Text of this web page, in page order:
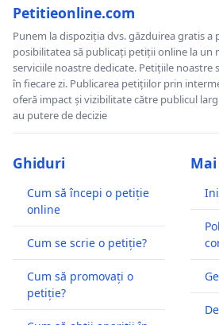
Petitieonline.com
Punem la dispoziția dvs. găzduirea gratis a
posibilitatea să publicați petiții online la un
serviciile noastre dedicate. Petițiile noastre
în fiecare zi. Publicarea petițiilor prin
oferă impact și vizibilitate către publicul
au putere de decizie
Ghiduri
Cum să începi o petiție
online
Cum se scrie o petiție?
Cum să promovați o
petiție?